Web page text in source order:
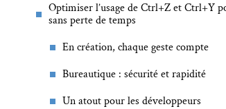
Optimiser l’usage de Ctrl+Z et Ctrl+Y
sans perte de temps
En création, chaque geste compte
Bureautique : sécurité et rapidité
Un atout pour les développeurs